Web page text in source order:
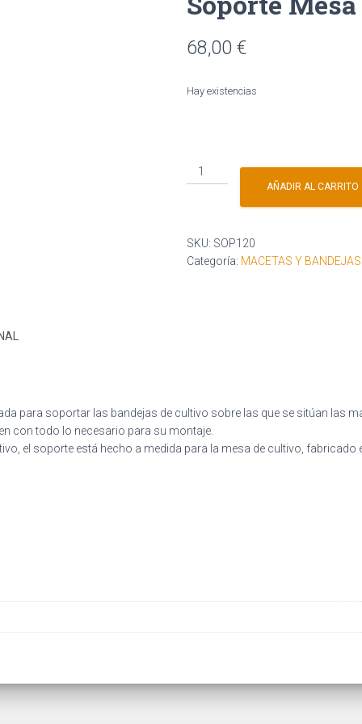
68,00 €
Hay existencias
Soporte
Mesa
120x120x(43-
cantidad
AÑADIR AL CARRITO
SKU: SOP120
Categoría: MACETAS Y BANDEJAS
para soportar las bandejas de cultivo sobre las que se sitúan las
con todo lo necesario para su montaje.
el soporte está hecho a medida para la mesa de cultivo, fabricado